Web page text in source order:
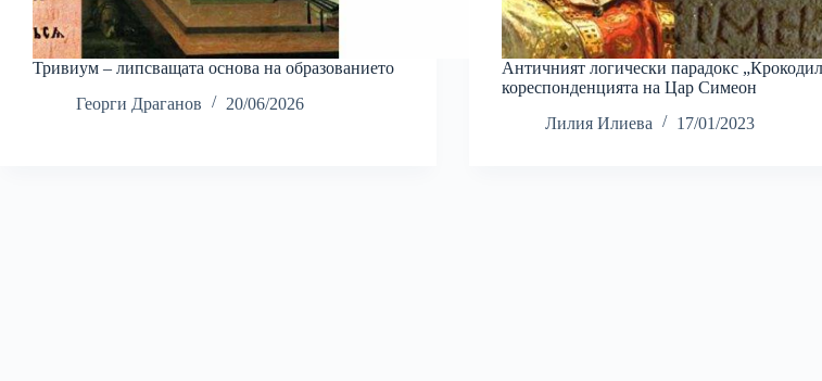
Тривиум – липсващата основа на образованието
Георги Драганов
20/06/2026
Античният логически парадокс
кореспонденцията на Цар Симеон
Лилия Илиева
17/01/2023